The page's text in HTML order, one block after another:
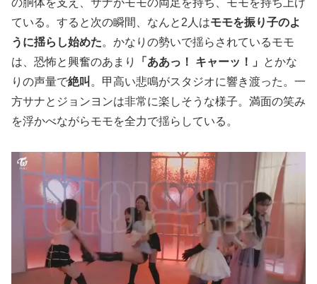
ている。すると次の瞬間、なんと2人はモモを振り子のよ
うに揺らし始めた。かなりの勢いで揺らされているモモ
は、恐怖と興奮のあまり
「ああっ！ キャーッ！」
とかな
りの声量で絶叫 。甲高い悲鳴がスタジオに響き渡った。一
方サナとジョンヨンは非常に楽しそうな様子。満面の笑み
を浮かべながらモモを全力で揺らしている。